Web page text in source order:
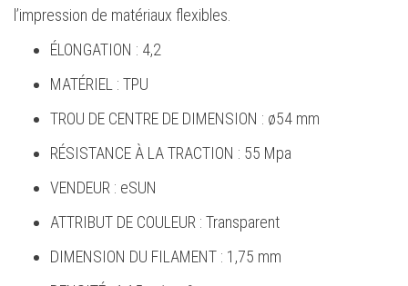
l’impression de matériaux flexibles.
ÉLONGATION : 4,2
MATÉRIEL : TPU
TROU DE CENTRE DE DIMENSION : ø54 mm
RÉSISTANCE À LA TRACTION : 55 Mpa
VENDEUR : eSUN
ATTRIBUT DE COULEUR : Transparent
DIMENSION DU FILAMENT : 1,75 mm